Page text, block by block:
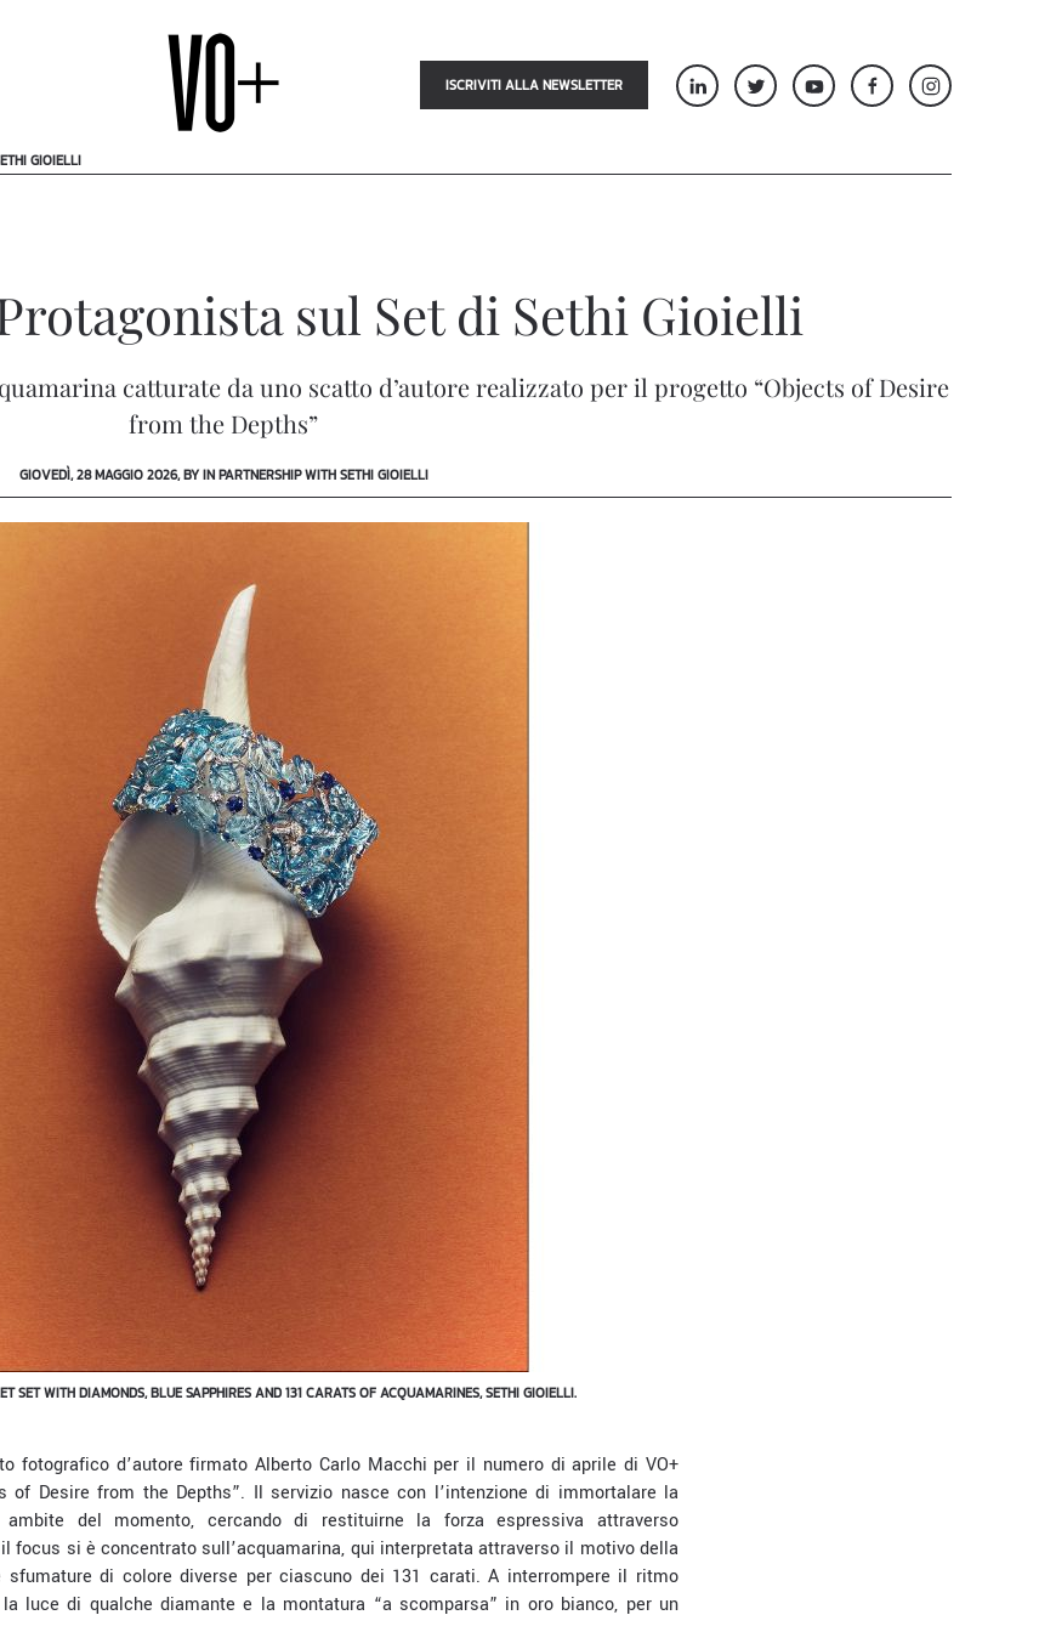
ISCRIVITI ALLA NEWSLETTER
GIOIELLI
sul Set di Sethi Gioielli
catturate da uno scatto d’autore realizzato per il progetto “Objects of Desire
from the Depths”
GIOVEDÌ, 28 MAGGIO 2026, BY IN PARTNERSHIP WITH SETHI GIOIELLI
SET WITH DIAMONDS, BLUE SAPPHIRES AND 131 CARATS OF ACQUAMARINES, SETHI GIOIELLI.
fotografico d’autore firmato Alberto Carlo Macchi per il numero di aprile di VO+
of Desire from the Depths”. Il servizio nasce con l’intenzione di immortalare la
del momento, cercando di restituirne la forza espressiva attraverso
focus si è concentrato sull’acquamarina, qui interpretata attraverso il motivo della
di colore diverse per ciascuno dei 131 carati. A interrompere il ritmo
luce di qualche diamante e la montatura “a scomparsa” in oro bianco, per un